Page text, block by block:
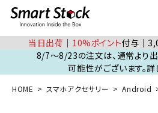
当日出荷 │ 10%ポイント付与
8/7～8/23の注文は、通常より
可能性がございます。詳
HOME スマホアクセサリー Android